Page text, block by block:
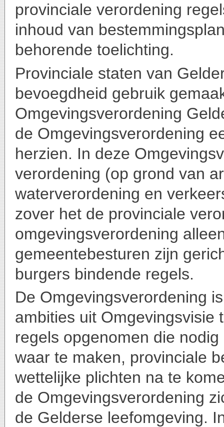
provinciale verordening
inhoud van
behorende toelichting.
Provinciale staten van
bevoegdheid gebruik
Omgevingsverordening
de Omgevingsverordening
herzien. In deze
verordening (op grond van
waterverordening en
zover het de provinciale
omgevingsverordening
gemeentebesturen zijn
burgers bindende regels.
De Omgevingsverordening
ambities uit Omgevingsvisie
regels opgenomen die
waar te maken, provinciale
wettelijke plichten na te
de Omgevingsverordening
de Gelderse leefomgeving.